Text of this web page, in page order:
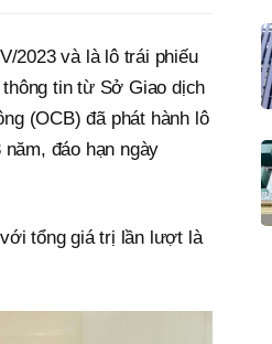
2023 và là lô trái phiếu
tin từ Sở Giao dịch
(OCB) đã phát hành lô
đáo hạn ngày
tổng giá trị lần lượt là